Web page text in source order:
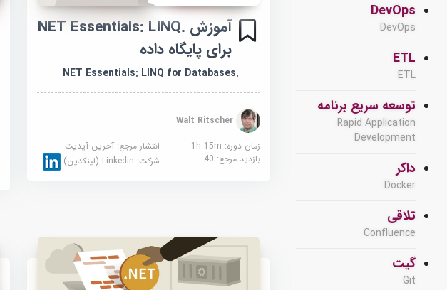
DevOps
DevOps
ETL
ETL
توسعه سریع برنامه
Rapid Application
Development
داکر
Docker
تلاقی
Confluence
گیت
Git
آموزش .NET Essentials: LINQ
برای پایگاه داده
.NET Essentials: LINQ for Databases
زمان دوره: 1h 15m
انتشار مرجع: آخرین آپدیت
بازدید مرجع: 40 شرکت: Linkedin (لینکدین)